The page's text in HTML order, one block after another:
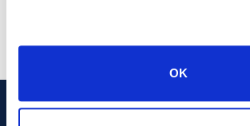
OK
DRYG.NO (PN PROSJEKT AS)